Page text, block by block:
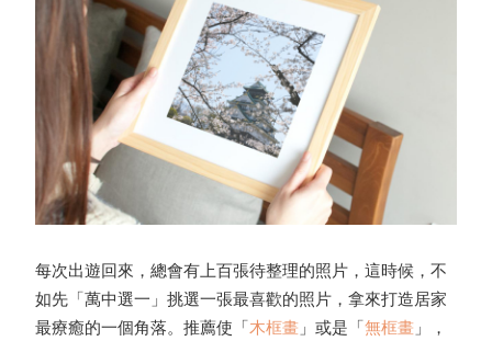
每次出遊回來，總會有上百張待整理的照片，這時候，不
如先「萬中選一」挑選一張最喜歡的照片，拿來打造居家
最療癒的一個角落。推薦使「木框畫 」或是「無框畫 」，